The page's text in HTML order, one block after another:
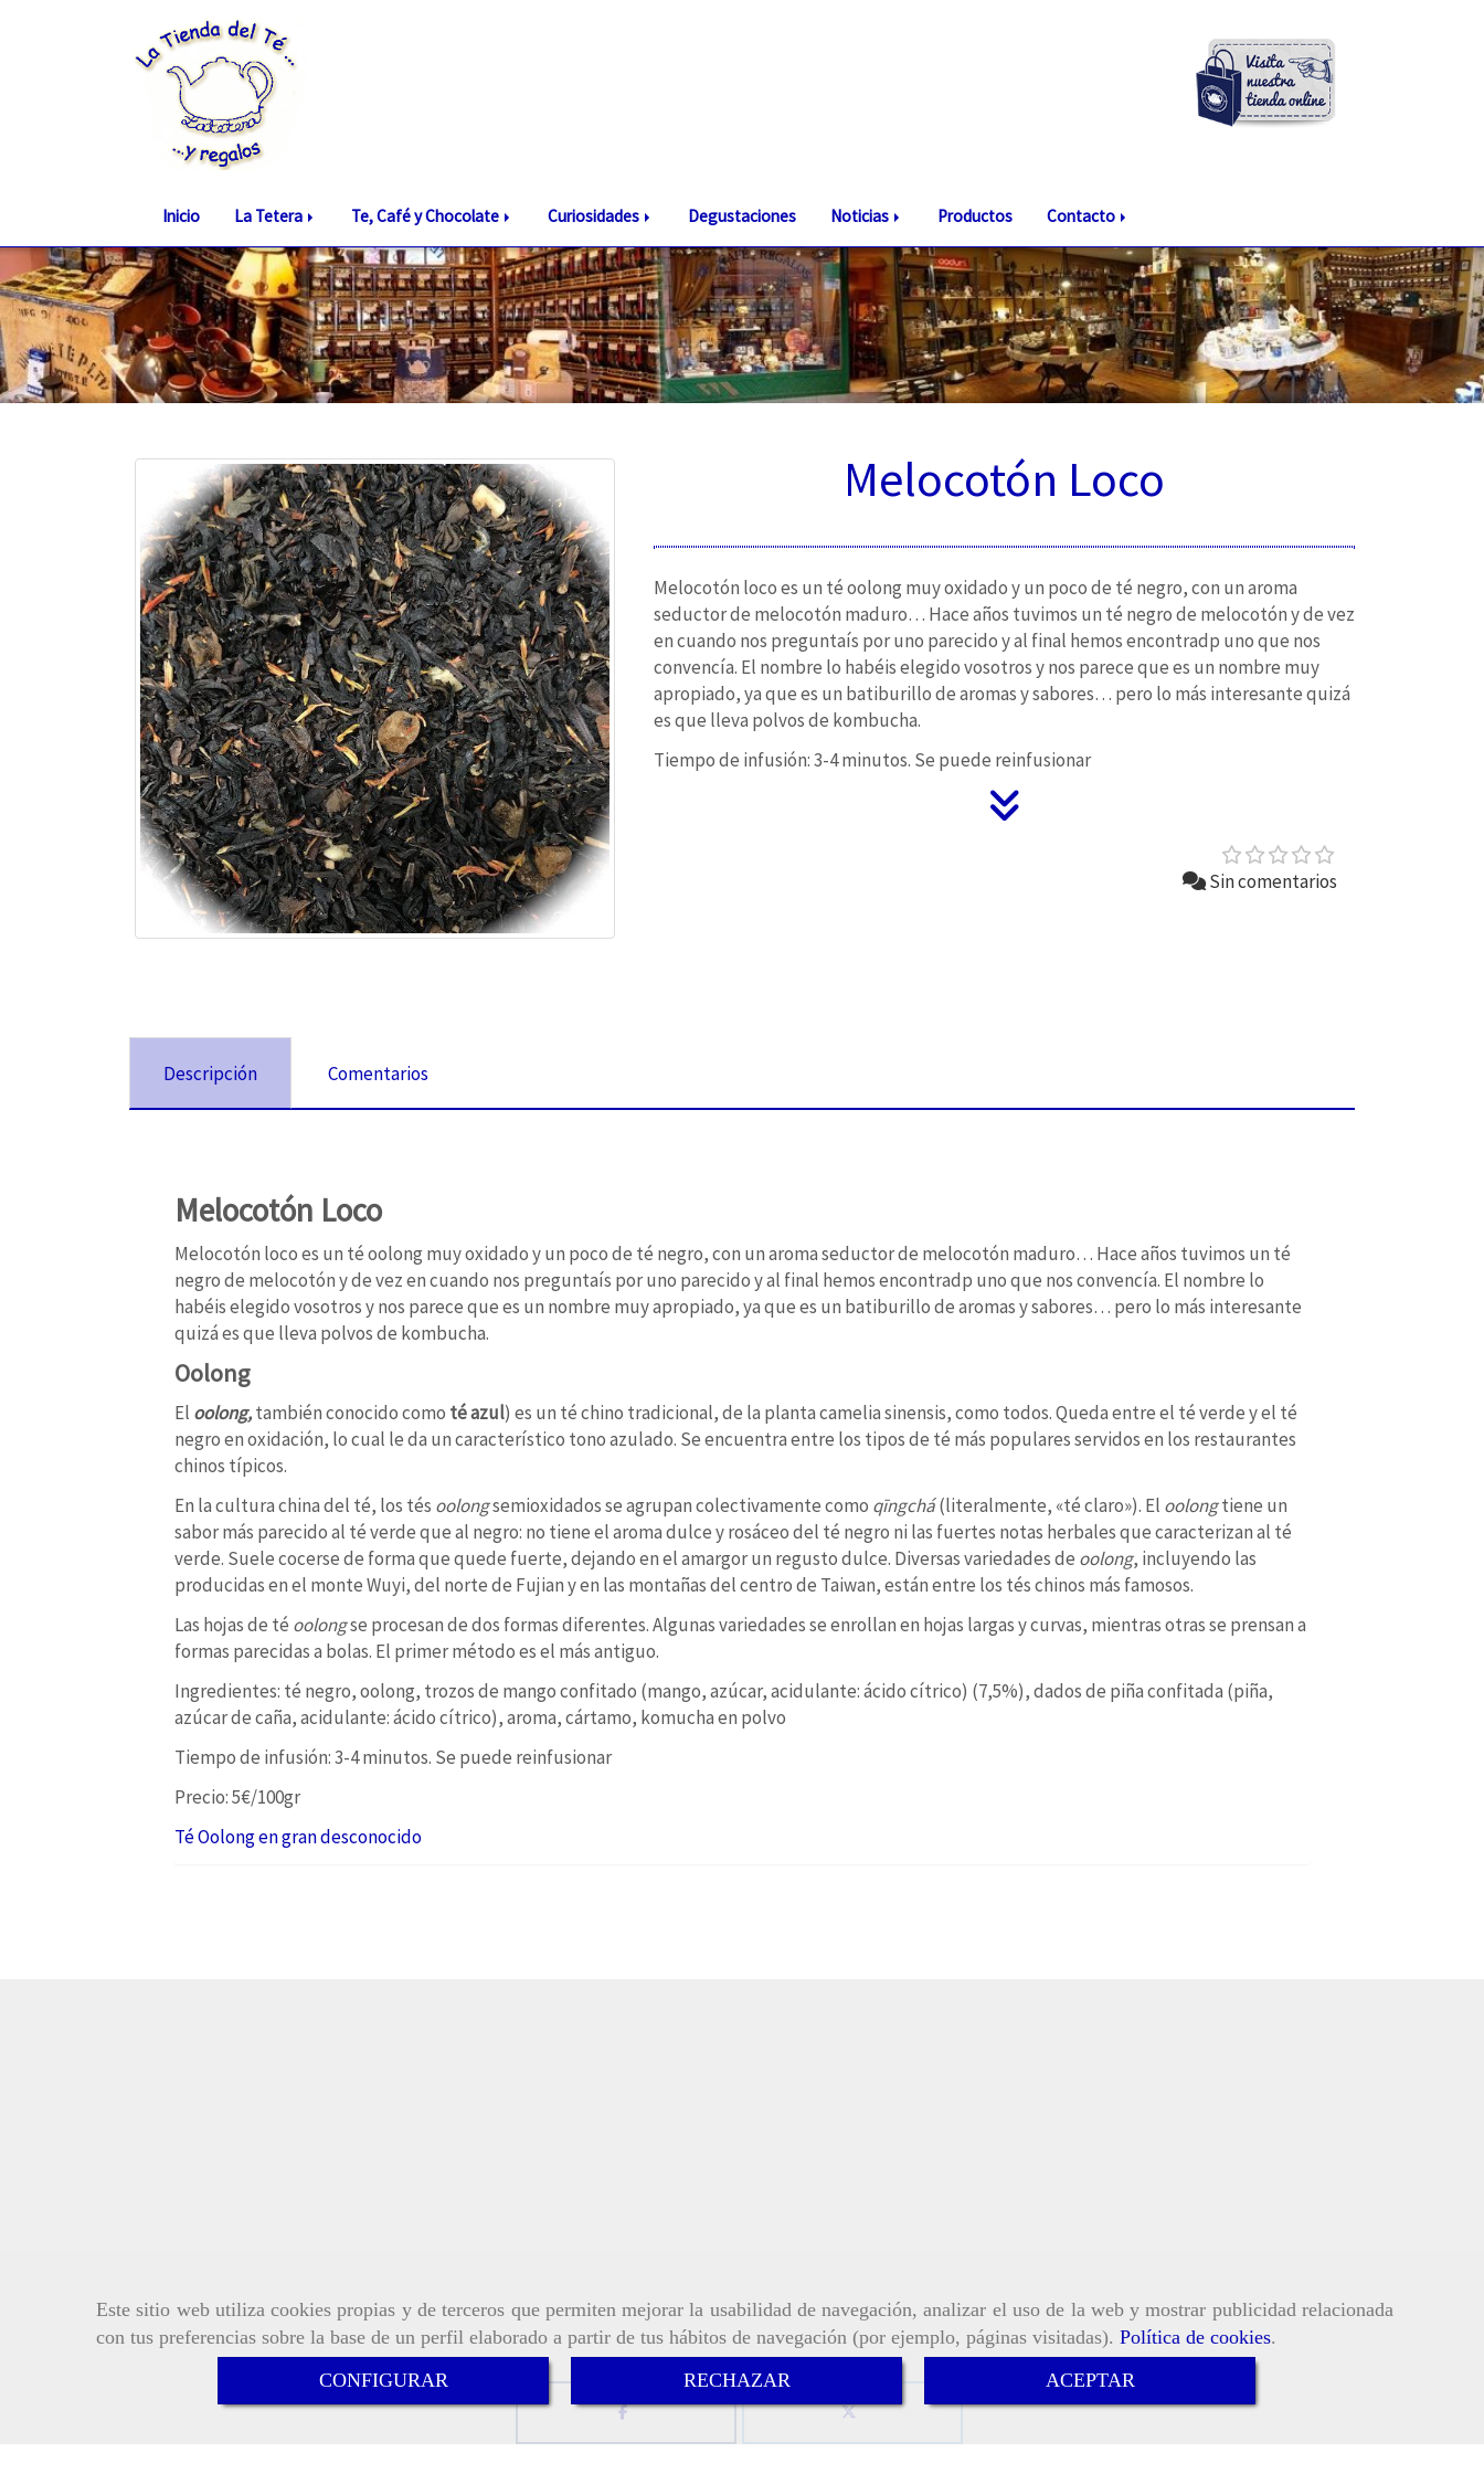
Este sitio web utiliza cookies propias y de terceros que permiten mejorar la usabilidad de navegación, analizar el uso de la web y mostrar publicidad relacionada
con tus preferencias sobre la base de un perfil elaborado a partir de tus hábitos de navegación (por ejemplo, páginas visitadas). Política de cookies.
CONFIGURAR
RECHAZAR ACEPTAR
Inicio La Tetera Te, Café y Chocolate Curiosidades Degustaciones Noticias Productos Contacto
Melocotón Loco
Melocotón loco es un té oolong muy oxidado y un poco de té negro, con un aroma
seductor de melocotón maduro… Hace años tuvimos un té negro de melocotón y de vez
en cuando nos preguntaís por uno parecido y al final hemos encontradp uno que nos
convencía. El nombre lo habéis elegido vosotros y nos parece que es un nombre muy
apropiado, ya que es un batiburillo de aromas y sabores… pero lo más interesante quizá
es que lleva polvos de kombucha.
Tiempo de infusión: 3-4 minutos. Se puede reinfusionar
Sin comentarios
Descripción Comentarios
Melocotón Loco
Melocotón loco es un té oolong muy oxidado y un poco de té negro, con un aroma seductor de melocotón maduro… Hace años tuvimos un té
negro de melocotón y de vez en cuando nos preguntaís por uno parecido y al final hemos encontradp uno que nos convencía. El nombre lo
habéis elegido vosotros y nos parece que es un nombre muy apropiado, ya que es un batiburillo de aromas y sabores… pero lo más interesante
quizá es que lleva polvos de kombucha.
Oolong
El oolong,también conocido como té azul) es un té chino tradicional, de la planta camelia sinensis, como todos. Queda entre el té verde y el té
negro en oxidación, lo cual le da un característico tono azulado. Se encuentra entre los tipos de té más populares servidos en los restaurantes
chinos típicos.
En la cultura china del té, los tés oolongsemioxidados se agrupan colectivamente como qīngchá(literalmente, «té claro»). El oolongtiene un
sabor más parecido al té verde que al negro: no tiene el aroma dulce y rosáceo del té negro ni las fuertes notas herbales que caracterizan al té
verde. Suele cocerse de forma que quede fuerte, dejando en el amargor un regusto dulce. Diversas variedades de oolong, incluyendo las
producidas en el monte Wuyi, del norte de Fujian y en las montañas del centro de Taiwan, están entre los tés chinos más famosos.
Las hojas de té oolongse procesan de dos formas diferentes. Algunas variedades se enrollan en hojas largas y curvas, mientras otras se prensan a
formas parecidas a bolas. El primer método es el más antiguo.
Ingredientes: té negro, oolong, trozos de mango confitado (mango, azúcar, acidulante: ácido cítrico) (7,5%), dados de piña confitada (piña,
azúcar de caña, acidulante: ácido cítrico), aroma, cártamo, komucha en polvo
Tiempo de infusión: 3-4 minutos. Se puede reinfusionar
Precio: 5€/100gr
Té Oolong en gran desconocido